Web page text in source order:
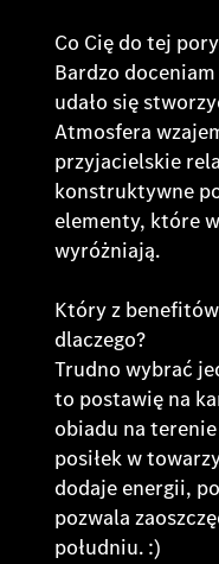
Co Cię do tej
Bardzo
udało się
Atmosfera
przyjacielskie
konstruktywne
elementy, które
wyróżniają.
Który z
dlaczego?
Trudno wybrać
to postawię na
obiadu na
posiłek w
dodaje energii,
pozwala
południu. :)